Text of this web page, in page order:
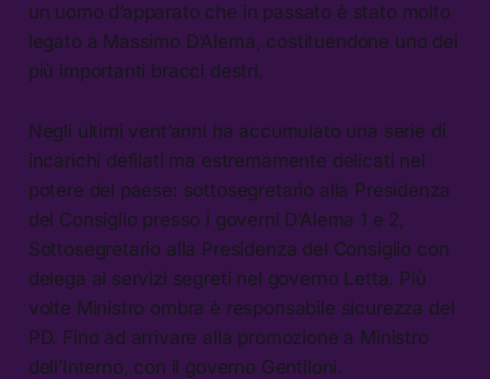
un uomo d’apparato che in passato è stato molto
legato a Massimo D’Alema, costituendone uno dei
più importanti bracci destri.
Negli ultimi vent’anni ha accumulato una serie di
incarichi defilati ma estremamente delicati nel
potere del paese: sottosegretario alla Presidenza
del Consiglio presso i governi D’Alema 1 e 2,
Sottosegretario alla Presidenza del Consiglio con
delega ai servizi segreti nel governo Letta. Più
volte Ministro ombra è responsabile sicurezza del
PD. Fino ad arrivare alla promozione a Ministro
dell’Interno, con il governo Gentiloni.